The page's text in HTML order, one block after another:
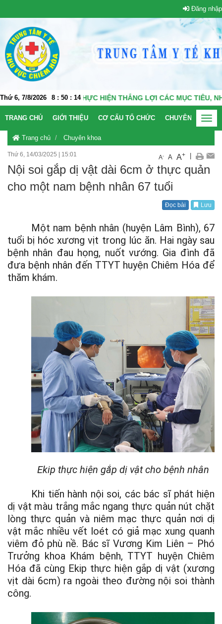
Đăng nhập
Thứ 6, 7/8/2026 8 : 50 : 14
QUYẾT TÂM THỰC HIỆN THẮNG LỢI CÁC MỤC TIÊU,
TRANG CHỦ GIỚI THIỆU CƠ CẤU TỔ CHỨC CHUYÊN KHOA
Trang chủ
Chuyên khoa
Thứ 6, 14/03/2025 15:01 A- A A+
Nội soi gắp dị vật dài 6cm ở thực quản
cho một nam bệnh nhân 67 tuổi
Đọc bài Lưu
Một nam bệnh nhân (huyện Lâm Bình), 67
tuổi bị hóc xương vịt trong lúc ăn. Hai ngày sau
bệnh nhân đau họng, nuốt vướng. Gia đình đã
đưa bệnh nhân đến TTYT huyện Chiêm Hóa để
thăm khám.
Ekip thực hiện gắp dị vật cho bệnh nhân
Khi tiến hành nội soi, các bác sĩ phát hiện
dị vật màu trắng mắc ngang thực quản nút chặt
lòng thực quản và niêm mạc thực quản nơi dị
vật mắc nhiều vết loét có giả mạc xung quanh
viêm đỏ phù nề. Bác sĩ Vương Kim Liên – Phó
Trưởng khoa Khám bệnh, TTYT huyện Chiêm
Hóa đã cùng Ekip thực hiện gắp dị vật (xương
vịt dài 6cm) ra ngoài theo đường nội soi thành
công.